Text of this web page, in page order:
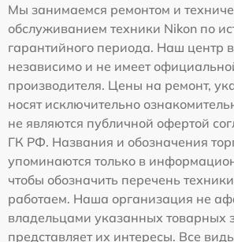
Мы занимаемся ремонтом и
обслуживанием техники Nikon по
гарантийного периода. Наш центр
независимо и не имеет
производителя. Цены на ремонт,
носят исключительно
не являются публичной офертой
ГК РФ. Названия и обозначения
упоминаются только в
чтобы обозначить перечень
работаем. Наша организация не
владельцами указанных товарных
представляет их интересы. Все